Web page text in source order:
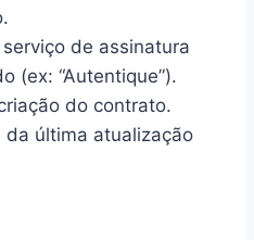
de assinatura
(ex: “Autentique”).
do contrato.
da última atualização